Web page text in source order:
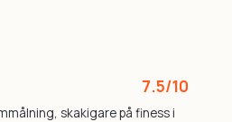
7.5/10
skakigare på finess i